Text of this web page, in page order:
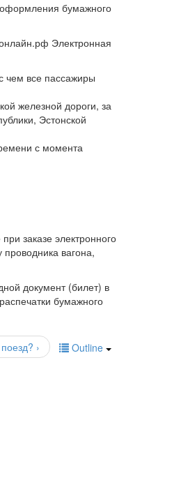
оформления бумажного
Электронная
чем все пассажиры
железной дороги, за
Эстонской
с момента
заказе электронного
вагона,
документ (билет) в
бумажного
Outline
›